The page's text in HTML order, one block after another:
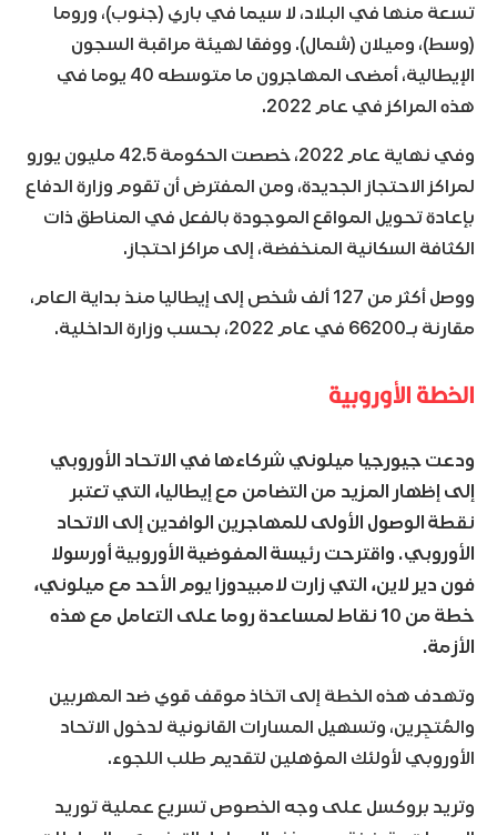
تسعة منها في البلاد، لا سيما في باري (جنوب)، وروما
(وسط)، وميلان (شمال). ووفقا لهيئة مراقبة السجون
الإيطالية، أمضى المهاجرون ما متوسطه 40 يوما في
هذه المراكز في عام 2022.
وفي نهاية عام 2022، خصصت الحكومة 42.5 مليون يورو
لمراكز الاحتجاز الجديدة، ومن المفترض أن تقوم وزارة الدفاع
بإعادة تحويل المواقع الموجودة بالفعل في المناطق ذات
الكثافة السكانية المنخفضة، إلى مراكز احتجاز.
ووصل أكثر من 127 ألف شخص إلى إيطاليا منذ بداية العام،
مقارنة بـ66200 في عام 2022، بحسب وزارة الداخلية.
الخطة الأوروبية
ودعت جيورجيا ميلوني شركاءها في الاتحاد الأوروبي
إلى إظهار المزيد من التضامن مع إيطاليا، التي تعتبر
نقطة الوصول الأولى للمهاجرين الوافدين إلى الاتحاد
الأوروبي. واقترحت رئيسة المفوضية الأوروبية أورسولا
فون دير لاين، التي زارت لامبيدوزا يوم الأحد مع ميلوني،
خطة من 10 نقاط لمساعدة روما على التعامل مع هذه
الأزمة.
وتهدف هذه الخطة إلى اتخاذ موقف قوي ضد المهربين
والمُتجِرين، وتسهيل المسارات القانونية لدخول الاتحاد
الأوروبي لأولئك المؤهلين لتقديم طلب اللجوء.
وتريد بروكسل على وجه الخصوص تسريع عملية توريد